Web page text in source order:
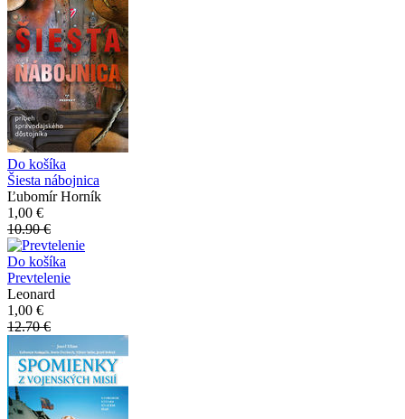
Do košíka
Šiesta nábojnica
Ľubomír Horník
1,00 €
10.90 €
Do košíka
Prevtelenie
Leonard
1,00 €
12.70 €